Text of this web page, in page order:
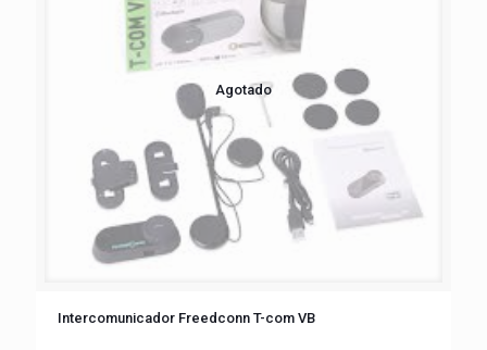
Agotado
Intercomunicador Freedconn T-com VB